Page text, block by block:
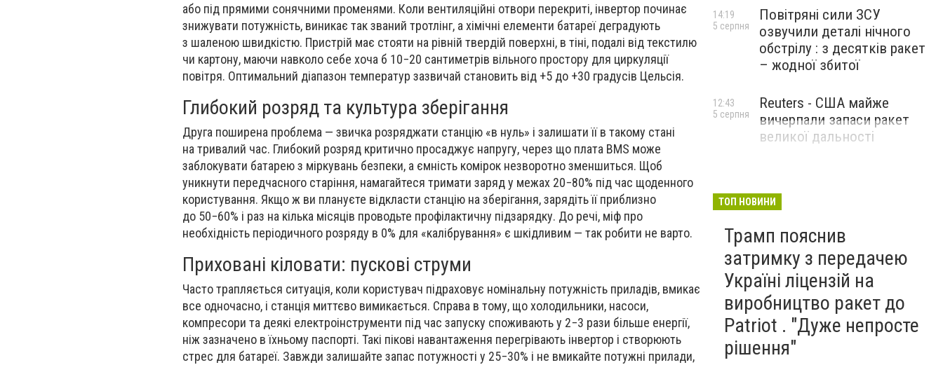
або під прямими сонячними променями. Коли вентиляційні отвори перекриті, інвертор починає
знижувати потужність, виникає так званий тротлінг, а хімічні елементи батареї деградують
з шаленою швидкістю. Пристрій має стояти на рівній твердій поверхні, в тіні, подалі від текстилю
чи картону, маючи навколо себе хоча б 10−20 сантиметрів вільного простору для циркуляції
повітря. Оптимальний діапазон температур зазвичай становить від +5 до +30 градусів Цельсія.
Глибокий розряд та культура зберігання
Друга поширена проблема — звичка розряджати станцію «в нуль» і залишати її в такому стані
на тривалий час. Глибокий розряд критично просаджує напругу, через що плата BMS може
заблокувати батарею з міркувань безпеки, а ємність комірок незворотно зменшиться. Щоб
уникнути передчасного старіння, намагайтеся тримати заряд у межах 20−80% під час щоденного
користування. Якщо ж ви плануєте відкласти станцію на зберігання, зарядіть її приблизно
до 50−60% і раз на кілька місяців проводьте профілактичну підзарядку. До речі, міф про
необхідність періодичного розряду в 0% для «калібрування» є шкідливим — так робити не варто.
Приховані кіловати: пускові струми
Часто трапляється ситуація, коли користувач підраховує номінальну потужність приладів, вмикає
все одночасно, і станція миттєво вимикається. Справа в тому, що холодильники, насоси,
компресори та деякі електроінструменти під час запуску споживають у 2−3 рази більше енергії,
ніж зазначено в їхньому паспорті. Такі пікові навантаження перегрівають інвертор і створюють
стрес для батареї. Завжди залишайте запас потужності у 25−30% і не вмикайте потужні прилади,
Повітряні сили ЗСУ
озвучили деталі нічного
обстрілу : з десятків ракет
– жодної збитої
14:19
5 серпня
Reuters - США майже
вичерпали запаси ракет
великої дальності
12:43
5 серпня
ТОП НОВИНИ
Трамп пояснив
затримку з передачею
Україні ліцензій на
виробництво ракет до
Patriot . "Дуже непросте
рішення"